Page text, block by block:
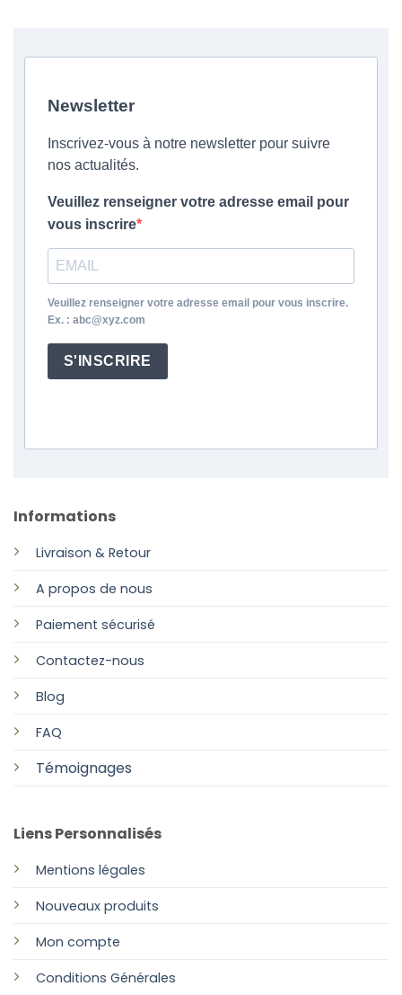
Informations
Livraison & Retour
A propos de nous
Paiement sécurisé
Contactez-nous
Blog
FAQ
Témoignages
Liens Personnalisés
Mentions légales
Nouveaux produits
Mon compte
Conditions Générales
Newsletter
Inscrivez-vous à notre newsletter pour suivre
nos actualités.
Veuillez renseigner votre adresse email pour
vous inscrire
Veuillez renseigner votre adresse email pour vous inscrire.
Ex. : abc@xyz.com
S'INSCRIRE